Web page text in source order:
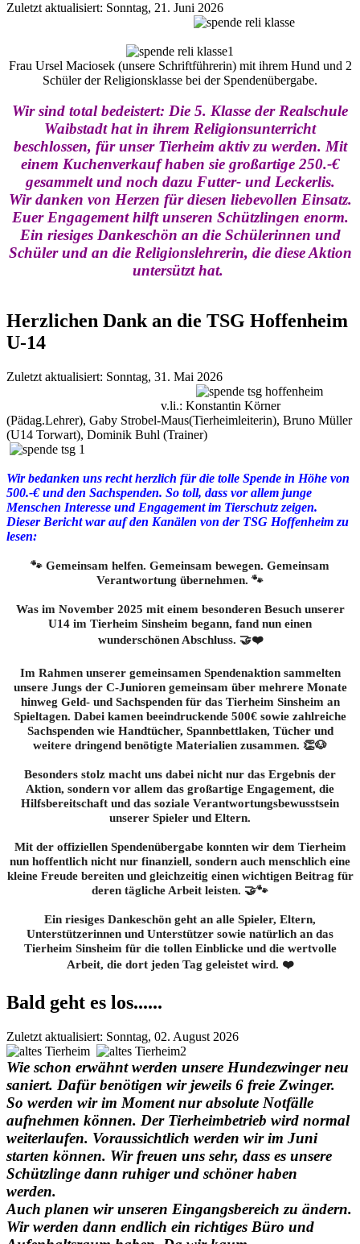
Zuletzt aktualisiert: Sonntag, 21. Juni 2026
Frau Ursel Maciosek (unsere Schriftführerin) mit ihrem Hund und 2
Schüler der Religionsklasse bei der Spendenübergabe.
Wir sind total bedeistert: Die 5. Klasse der Realschule
Waibstadt hat in ihrem Religionsunterricht
beschlossen, für unser Tierheim aktiv zu werden. Mit
einem Kuchenverkauf haben sie großartige 250.-€
gesammelt und noch dazu Futter- und Leckerlis.
Wir danken von Herzen für diesen liebevollen Einsatz.
Euer Engagement hilft unseren Schützlingen enorm.
Ein riesiges Dankeschön an die Schülerinnen und
Schüler und an die Religionslehrerin, die diese Aktion
untersützt hat.
Herzlichen Dank an die TSG Hoffenheim
U-14
Zuletzt aktualisiert: Sonntag, 31. Mai 2026
v.li.: Konstantin Körner
(Pädag.Lehrer), Gaby Strobel-Maus(Tierheimleiterin), Bruno Müller
(U14 Torwart), Dominik Buhl (Trainer)
Wir bedanken uns recht herzlich für die tolle Spende in Höhe von
500.-€ und den Sachspenden. So toll, dass vor allem junge
Menschen Interesse und Engagement im Tierschutz zeigen.
Dieser Bericht war auf den Kanälen von der TSG Hoffenheim zu
lesen:
🐾 Gemeinsam helfen. Gemeinsam bewegen. Gemeinsam
Verantwortung übernehmen. 🐾
Was im November 2025 mit einem besonderen Besuch unserer
U14 im Tierheim Sinsheim begann, fand nun einen
wunderschönen Abschluss. 🤝❤️
Im Rahmen unserer gemeinsamen Spendenaktion sammelten
unsere Jungs der C-Junioren gemeinsam über mehrere Monate
hinweg Geld- und Sachspenden für das Tierheim Sinsheim an
Spieltagen. Dabei kamen beeindruckende 500€ sowie zahlreiche
Sachspenden wie Handtücher, Spannbettlaken, Tücher und
weitere dringend benötigte Materialien zusammen. 👏🐶
Besonders stolz macht uns dabei nicht nur das Ergebnis der
Aktion, sondern vor allem das großartige Engagement, die
Hilfsbereitschaft und das soziale Verantwortungsbewusstsein
unserer Spieler und Eltern.
Mit der offiziellen Spendenübergabe konnten wir dem Tierheim
nun hoffentlich nicht nur finanziell, sondern auch menschlich eine
kleine Freude bereiten und gleichzeitig einen wichtigen Beitrag für
deren tägliche Arbeit leisten. 🤝🐾
Ein riesiges Dankeschön geht an alle Spieler, Eltern,
Unterstützerinnen und Unterstützer sowie natürlich an das
Tierheim Sinsheim für die tollen Einblicke und die wertvolle
Arbeit, die dort jeden Tag geleistet wird. ❤️
Bald geht es los......
Zuletzt aktualisiert: Sonntag, 02. August 2026
Wie schon erwähnt werden unsere Hundezwinger neu
saniert. Dafür benötigen wir jeweils 6 freie Zwinger.
So werden wir im Moment nur absolute Notfälle
aufnehmen können. Der Tierheimbetrieb wird normal
weiterlaufen. Voraussichtlich werden wir im Juni
starten können. Wir freuen uns sehr, dass es unsere
Schützlinge dann ruhiger und schöner haben
werden.
Auch planen wir unseren Eingangsbereich zu ändern.
Wir werden dann endlich ein richtiges Büro und